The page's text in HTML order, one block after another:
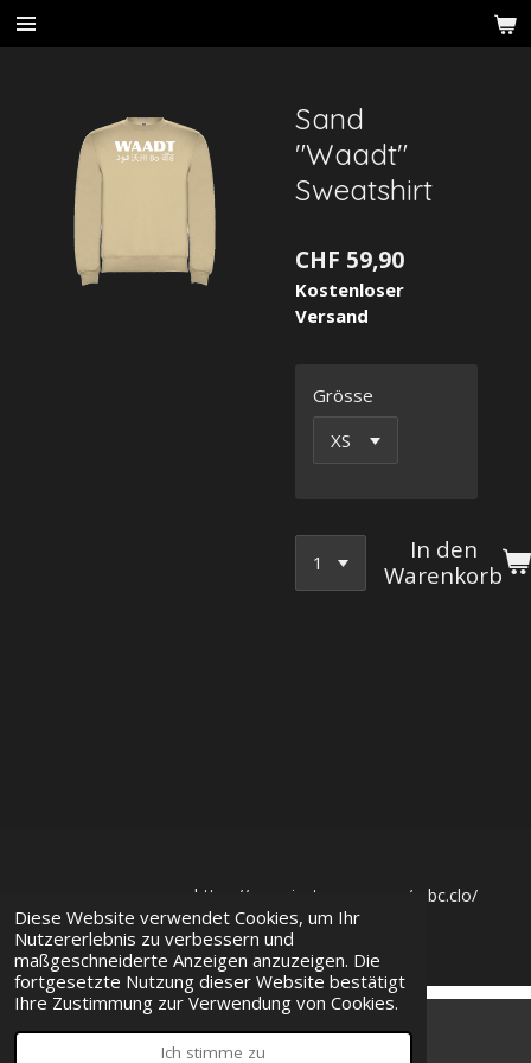
Diese Website verwendet Cookies, um Ihr
Nutzererlebnis zu verbessern und
maßgeschneiderte Anzeigen anzuzeigen. Die
fortgesetzte Nutzung dieser Website bestätigt
Ihre Zustimmung zur Verwendung von Cookies.
Ich stimme zu
Zum
Hauptinhalt
Sand
"Waadt"
Sweatshirt
CHF 59,90
Kostenloser
Versand
Grösse
In den
Warenkorb
https://www.instagram.com/mbc.clo/
© 2023MBC Clothing